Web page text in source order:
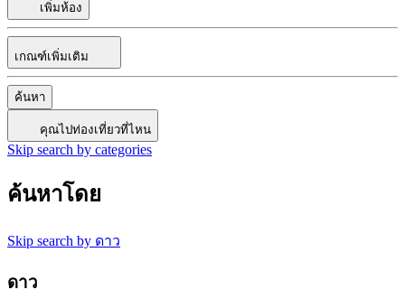
เพิ่มห้อง
เกณฑ์เพิ่มเติม
ค้นหา
คุณไปท่องเที่ยวที่ไหน
Skip search by categories
ค้นหาโดย
Skip search by ดาว
ดาว